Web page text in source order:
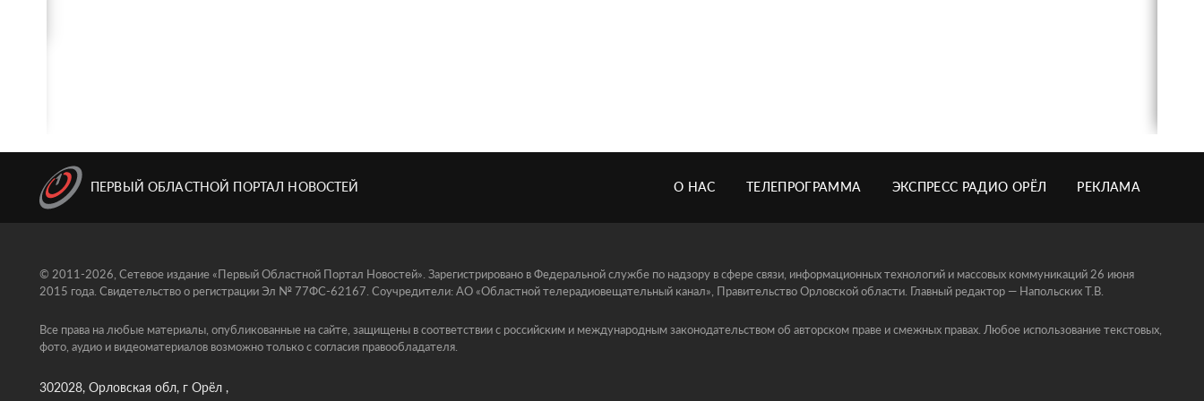
ПЕРВЫЙ ОБЛАСТНОЙ ПОРТАЛ НОВОСТЕЙ О НАС ТЕЛЕПРОГРАММА ЭКСПРЕСС РАДИО ОРЁЛ РЕКЛАМА
© 2011-2026, Сетевое издание «Первый Областной Портал Новостей». Зарегистрировано в Федеральной службе по надзору в сфере связи, информационных технологий и массовых коммуникаций 26 июня
2015 года. Свидетельство о регистрации Эл № 77ФС-62167. Соучредители: АО «Областной телерадиовещательный канал», Правительство Орловской области. Главный редактор — Напольских Т.В.
Все права на любые материалы, опубликованные на сайте, защищены в соответствии с российским и международным законодательством об авторском праве и смежных правах. Любое использование текстовых,
фото, аудио и видеоматериалов возможно только с согласия правообладателя.
302028, Орловская обл, г Орёл ,